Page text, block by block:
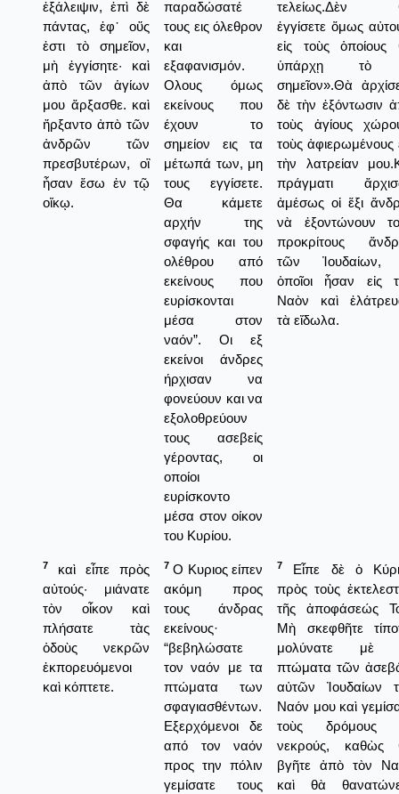
ἐξάλειψιν, ἐπὶ δὲ
πάντας, ἐφ᾿ οὕς
ἐστι τὸ σημεῖον,
μὴ ἐγγίσητε· καὶ
ἀπὸ τῶν ἁγίων
μου ἄρξασθε. καὶ
ἤρξαντο ἀπὸ τῶν
ἀνδρῶν τῶν
πρεσβυτέρων, οἳ
ἦσαν ἔσω ἐν τῷ
οἴκῳ.
παραδώσατέ
τους εις όλεθρον
και
εξαφανισμόν.
Ολους όμως
εκείνους που
έχουν το
σημείον εις τα
μέτωπά των, μη
τους εγγίσετε.
Θα κάμετε
αρχήν της
σφαγής και του
ολέθρου από
εκείνους που
ευρίσκονται
μέσα στον
ναόν”. Οι εξ
εκείνοι άνδρες
ήρχισαν να
φονεύουν και να
εξολοθρεύουν
τους ασεβείς
γέροντας, οι
οποίοι
ευρίσκοντο
μέσα στον οίκον
του Κυρίου.
τελείως.Δὲν
ἐγγίσετε ὅμως
εἰς τοὺς ὁποίους
ὑπάρχῃ τὸ
σημεῖον».Θὰ
δὲ τὴν ἐξόντωσιν
τοὺς ἁγίους
τοὺς ἀφιερωμένους
τὴν λατρείαν
πράγματι
ἀμέσως οἱ ἕξι
νὰ ἐξοντώνουν
προκρίτους
τῶν Ἰουδαίων,
ὁποῖοι ἦσαν εἰς
Ναὸν καὶ
τὰ εἴδωλα.
7
καὶ εἶπε πρὸς
αὐτούς· μιάνατε
τὸν οἶκον καὶ
πλήσατε τὰς
ὁδοὺς νεκρῶν
ἐκπορευόμενοι
καὶ κόπτετε.
7 Ο Κυριος είπεν
ακόμη προς
τους άνδρας
εκείνους·
“βεβηλώσατε
τον ναόν με τα
πτώματα των
σφαγιασθέντων.
Εξερχόμενοι δε
από τον ναόν
προς την πόλιν
γεμίσατε τους
7
Εἶπε δὲ ὁ
πρὸς τοὺς
τῆς ἀποφάσεώς
Μὴ σκεφθῆτε
μολύνατε μὲ
πτώματα τῶν
αὐτῶν Ἰουδαίων
Ναόν μου καὶ
τοὺς δρόμους
νεκρούς, καθὼς
βγῆτε ἀπὸ τὸν
καὶ θὰ